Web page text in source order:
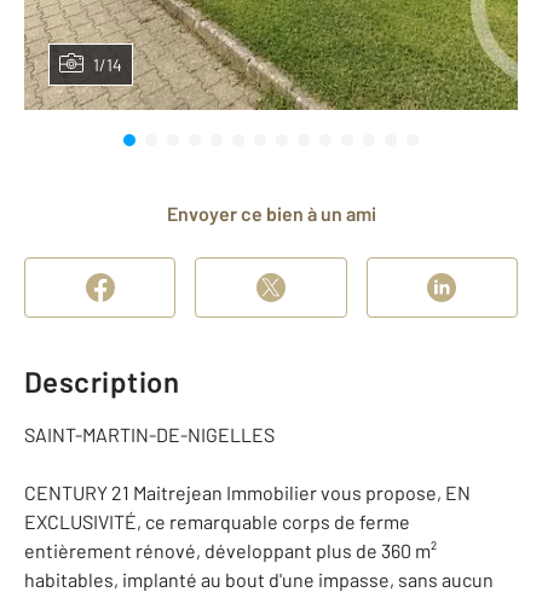
1/14
Envoyer ce bien à un ami
Description
SAINT-MARTIN-DE-NIGELLES
CENTURY 21 Maitrejean Immobilier vous propose, EN
EXCLUSIVITÉ, ce remarquable corps de ferme
entièrement rénové, développant plus de 360 m²
habitables, implanté au bout d'une impasse, sans aucun